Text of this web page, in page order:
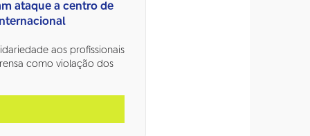
ataque a centro de
aos profissionais
como violação dos